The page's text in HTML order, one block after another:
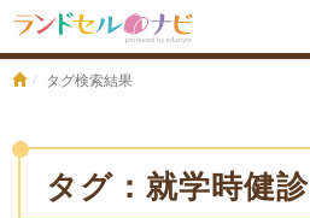
タグ検索結果
タグ：就学時健診